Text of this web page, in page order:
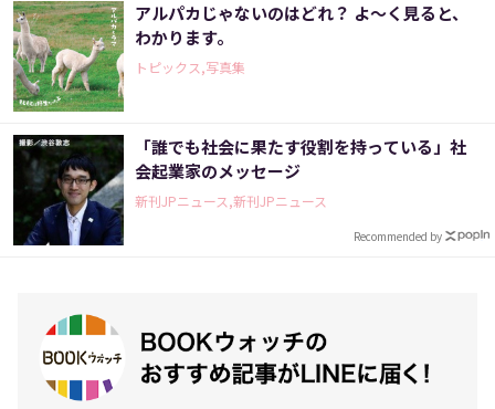
アルパカじゃないのはどれ？ よ～く見ると、
わかります。
トピックス,写真集
「誰でも社会に果たす役割を持っている」社
会起業家のメッセージ
新刊JPニュース,新刊JPニュース
Recommended by